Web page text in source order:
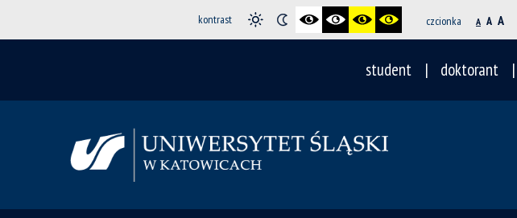
kontrast czcionka A A A
student doktorant